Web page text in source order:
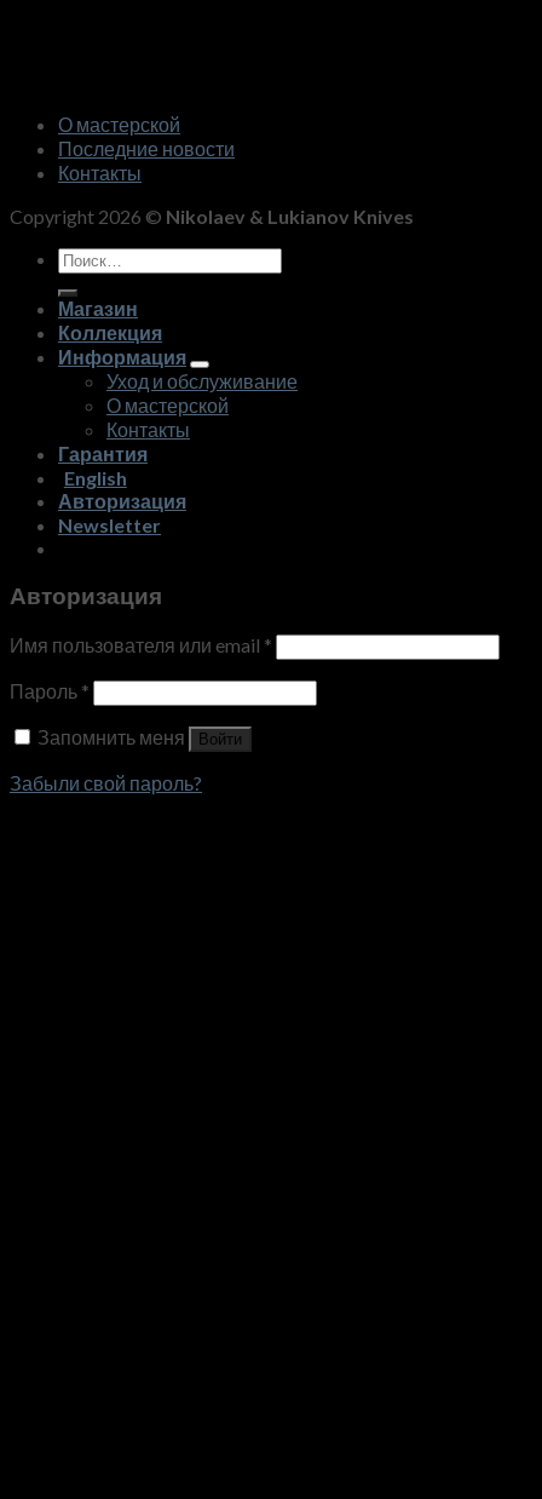
О мастерской
Последние новости
Контакты
Copyright 2026 © Nikolaev & Lukianov Knives
Искать:
Магазин
Коллекция
Информация
Уход и обслуживание
О мастерской
Контакты
Гарантия
English
Авторизация
Newsletter
Авторизация
Имя пользователя или email *
Пароль *
Запомнить меня
Войти
Забыли свой пароль?